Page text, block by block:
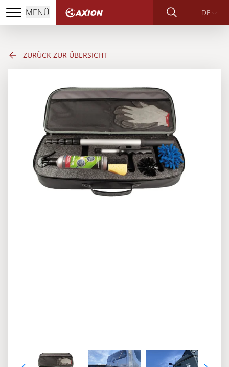
MENÜ DE
ZURÜCK ZUR ÜBERSICHT